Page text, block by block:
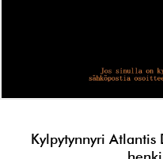
Kylpytynnyri